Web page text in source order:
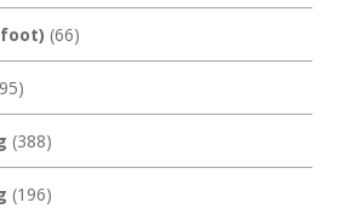
(66)
(388)
(196)